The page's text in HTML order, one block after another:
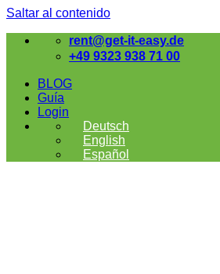
Saltar al contenido
rent@get-it-easy.de
+49 9323 938 71 00
BLOG
Guía
Login
Deutsch
English
Español